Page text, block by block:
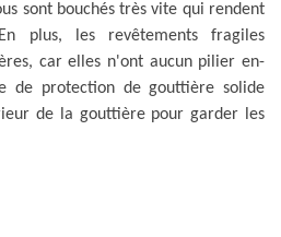
sont bouchés très vite qui rendent
plus, les revêtements fragiles
car elles n'ont aucun pilier en-
de protection de gouttière solide
de la gouttière pour garder les